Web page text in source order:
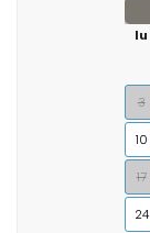
lu
3
10
17
24